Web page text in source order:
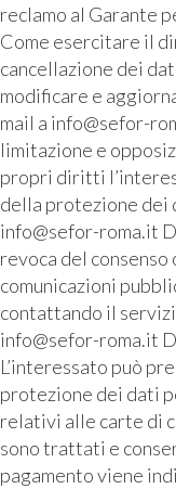
reclamo al Garante
Come esercitare il
cancellazione dei
modificare e
mail a info@sefor-
limitazione e
propri diritti
della protezione dei
info@sefor-roma.it
revoca del consenso
comunicazioni
contattando il
info@sefor-roma.it
L’interessato può
protezione dei dati
relativi alle carte di
sono trattati e
pagamento viene